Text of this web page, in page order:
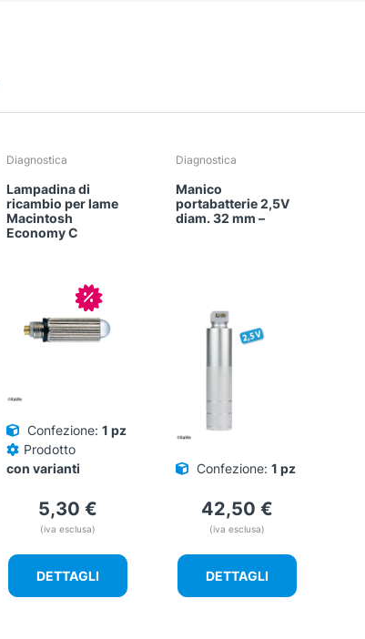
Diagnostica
Lampadina di
ricambio per lame
Macintosh
Economy C
In offerta!
Confezione: 1 pz
Prodotto
con varianti
5,30€
(iva esclusa)
DETTAGLI
Diagnostica
Manico
portabatterie 2,5V
diam. 32 mm –
Confezione: 1 pz
42,50 €
(iva esclusa)
DETTAGLI